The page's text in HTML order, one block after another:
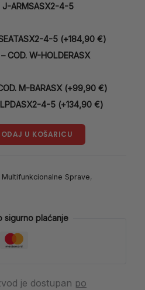
J-ARMSASX2-4-5
4-5 (+184,90 €)
W-HOLDERASX
M-BARASX (+99,90 €)
4-5 (+134,90 €)
U KOŠARICU
Multifunkcionalne Sprave,
sigurno plaćanje
je dostupan po